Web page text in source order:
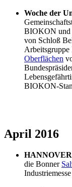
Woche der
BIOKON und
von Schloß
Oberflächen
BIOKON-
April 2016
die Bonner